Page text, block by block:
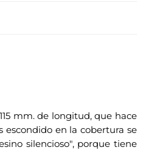
mm. de longitud, que hace
escondido en la cobertura se
silencioso", porque tiene